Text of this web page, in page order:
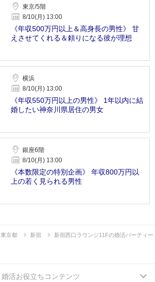
東京/5階
8/10(月) 13:00
《年収500万円以上＆高身長の男性》 甘
えさせてくれる＆頼りになる彼が理想
横浜
8/10(月) 13:00
《年収550万円以上の男性》 1年以内に結
婚したい神奈川県居住の男女
銀座6階
8/10(月) 13:00
《本数限定の特別企画》 年収800万円以
上の若く見られる男性
東京都 新宿 新宿西口ラウンジ11Fの婚活パーティー
婚活お役立ちコンテンツ